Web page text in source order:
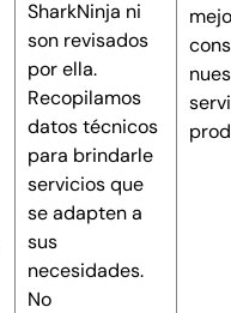
SharkNinja ni
son revisados
por ella.
Recopilamos
datos técnicos
para brindarle
servicios que
se adapten a
sus
necesidades.
No